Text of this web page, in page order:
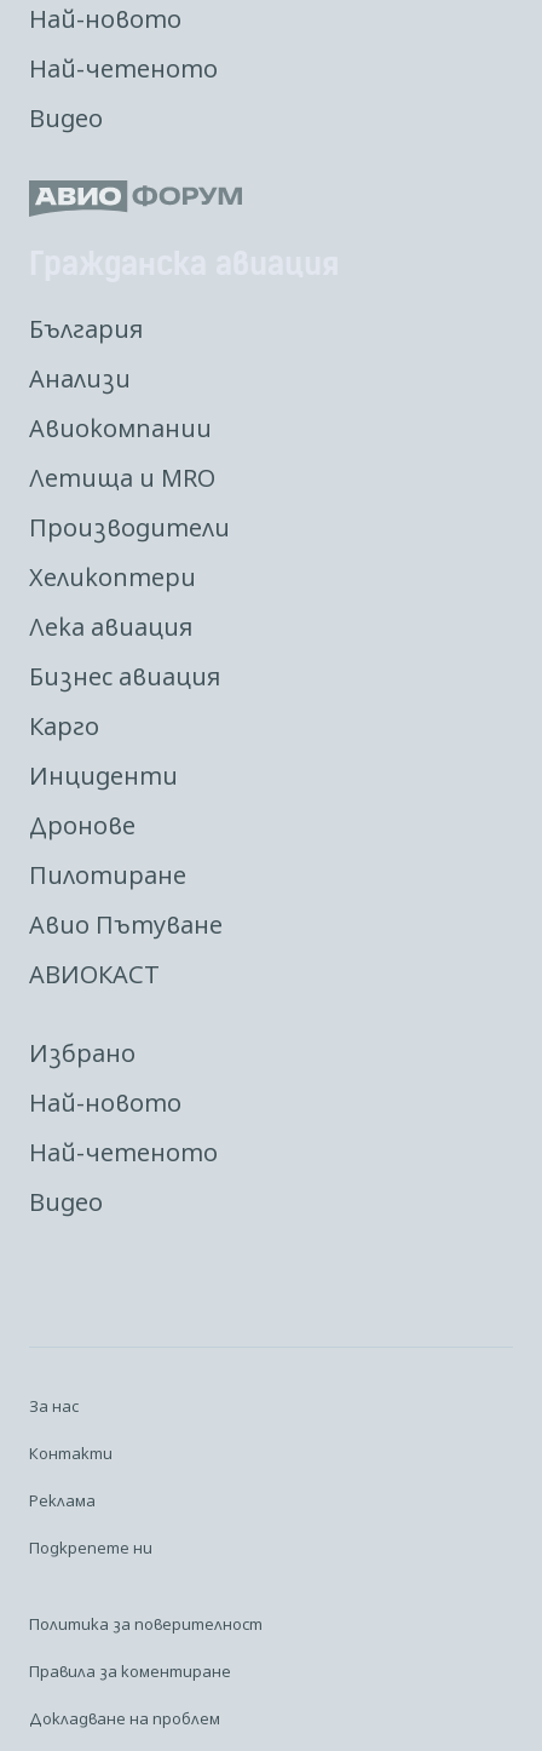
Най-новото
Най-четеното
Видео
България
Анализи
Авиокомпании
Летища и MRO
Производители
Хеликоптери
Лека авиация
Бизнес авиация
Карго
Инциденти
Дронове
Пилотиране
Авио Пътуване
АВИОКАСТ
Избрано
Най-новото
Най-четеното
Видео
За нас
Контакти
Реклама
Подкрепете ни
Политика за поверителност
Правила за коментиране
Докладване на проблем